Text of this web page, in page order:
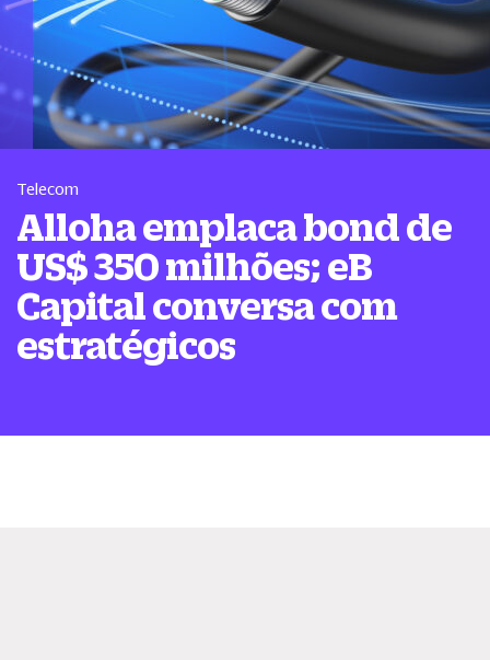
Telecom
Alloha emplaca bond de
US$ 350 milhões; eB
Capital conversa com
estratégicos